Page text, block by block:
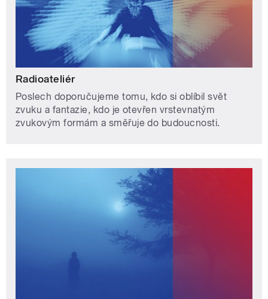
Radioateliér
Poslech doporučujeme tomu, kdo si oblíbil svět
zvuku a fantazie, kdo je otevřen vrstevnatým
zvukovým formám a směřuje do budoucnosti.